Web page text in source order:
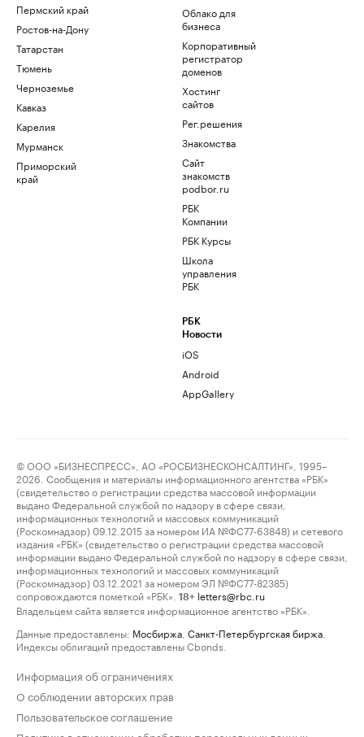
Пермский край
Ростов-на-Дону
Татарстан
Тюмень
Черноземье
Кавказ
Карелия
Мурманск
Приморский
край
Облако для
бизнеса
Корпоративный
регистратор
доменов
Хостинг
сайтов
Рег.решения
Знакомства
Сайт
знакомств
podbor.ru
РБК
Компании
РБК Курсы
Школа
управления
РБК
РБК
Новости
iOS
Android
AppGallery
© ООО «БИЗНЕСПРЕСС», АО «РОСБИЗНЕСКОНСАЛТИНГ», 1995–
2026. Сообщения и материалы информационного агентства «РБК»
(свидетельство о регистрации средства массовой информации
выдано Федеральной службой по надзору в сфере связи,
информационных технологий и массовых коммуникаций
(Роскомнадзор) 09.12.2015 за номером ИА №ФС77-63848) и сетевого
издания «РБК» (свидетельство о регистрации средства массовой
информации выдано Федеральной службой по надзору в сфере связи,
информационных технологий и массовых коммуникаций
(Роскомнадзор) 03.12.2021 за номером ЭЛ №ФС77-82385)
сопровождаются пометкой «РБК».
18+ letters@rbc.ru
Владельцем сайта является информационное агентство «РБК».
Данные предоставлены: Мосбиржа Санкт-Петербургская биржа
Индексы облигаций предоставлены Cbonds.
Информация об ограничениях
О соблюдении авторских прав
Пользовательское соглашение